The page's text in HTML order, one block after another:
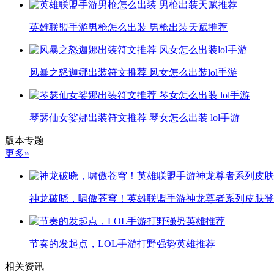
英雄联盟手游男枪怎么出装 男枪出装天赋推荐
风暴之怒迦娜出装符文推荐 风女怎么出装lol手游
琴瑟仙女娑娜出装符文推荐 琴女怎么出装 lol手游
版本专题
更多»
神龙破晓，啸傲苍穹！英雄联盟手游神龙尊者系列皮肤
节奏的发起点，LOL手游打野强势英雄推荐
相关资讯